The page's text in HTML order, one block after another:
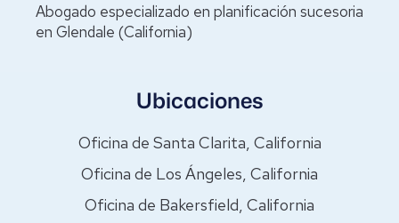
Abogado especializado en planificación sucesoria
en Glendale (California)
Ubicaciones
Oficina de Santa Clarita, California
Oficina de Los Ángeles, California
Oficina de Bakersfield, California